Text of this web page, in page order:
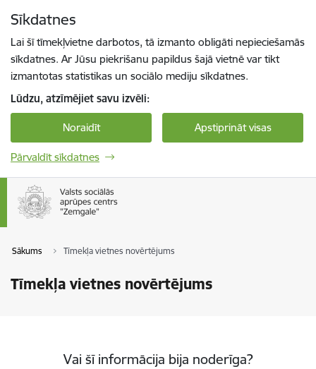
Sīkdatnes
Lai šī tīmekļvietne darbotos, tā izmanto obligāti nepieciešamās
sīkdatnes. Ar Jūsu piekrišanu papildus šajā vietnē var tikt
izmantotas statistikas un sociālo mediju sīkdatnes.
Lūdzu, atzīmējiet savu izvēli:
Noraidīt Apstiprināt visas
Pārvaldīt sīkdatnes
Sākums Tīmekļa vietnes novērtējums
Tīmekļa vietnes novērtējums
Vai šī informācija bija noderīga?